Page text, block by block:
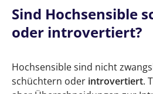
Sind Hochsensible
oder introvertiert?
Hochsensible sind nicht
schüchtern oder introvertiert.